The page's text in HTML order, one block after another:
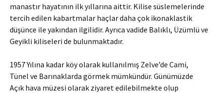
manastır hayatının ilk yıllarına aittir. Kilise süslemelerinde
tercih edilen kabartmalar haçlar daha çok ikonaklastik
düşünce ile yakından ilgilidir. Ayrıca vadide Balıklı, Üzümlü ve
Geyikli kiliseleri de bulunmaktadır.
1957 Yılına kadar köy olarak kullanılmış Zelve’de Cami,
Tünel ve Barınaklarda görmek mümkündür. Günümüzde
Açık hava müzesi olarak ziyaret edilebilmekte olup